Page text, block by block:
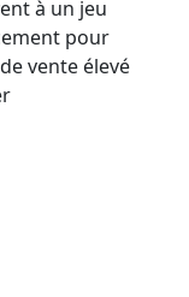
à un jeu
pour
vente élevé